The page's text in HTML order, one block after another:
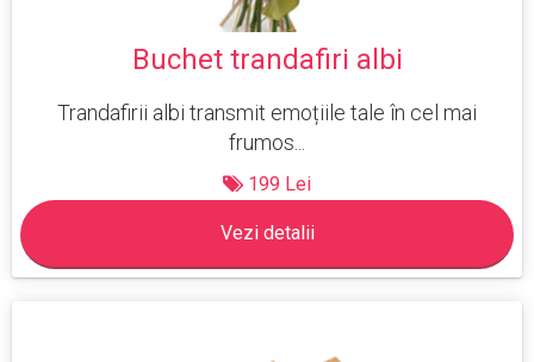
Buchet trandafiri albi
Trandafirii albi transmit emoțiile tale în cel mai
frumos...
199 Lei
Vezi detalii